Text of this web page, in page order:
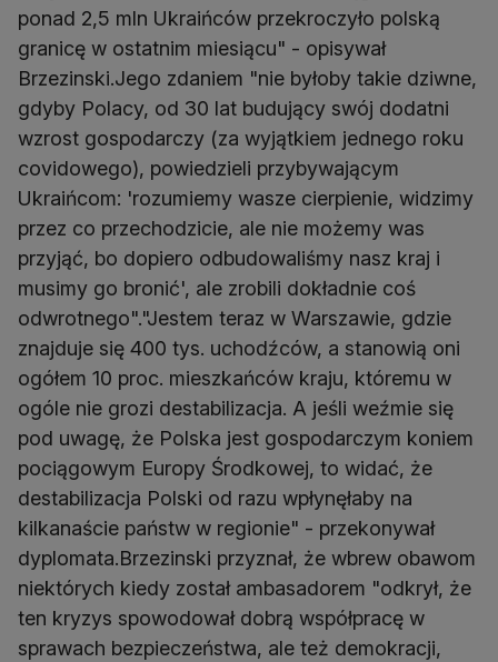
ponad 2,5 mln Ukraińców przekroczyło polską
granicę w ostatnim miesiącu" - opisywał
Brzezinski.Jego zdaniem "nie byłoby takie dziwne,
gdyby Polacy, od 30 lat budujący swój dodatni
wzrost gospodarczy (za wyjątkiem jednego roku
covidowego), powiedzieli przybywającym
Ukraińcom: 'rozumiemy wasze cierpienie, widzimy
przez co przechodzicie, ale nie możemy was
przyjąć, bo dopiero odbudowaliśmy nasz kraj i
musimy go bronić', ale zrobili dokładnie coś
odwrotnego"."Jestem teraz w Warszawie, gdzie
znajduje się 400 tys. uchodźców, a stanowią oni
ogółem 10 proc. mieszkańców kraju, któremu w
ogóle nie grozi destabilizacja. A jeśli weźmie się
pod uwagę, że Polska jest gospodarczym koniem
pociągowym Europy Środkowej, to widać, że
destabilizacja Polski od razu wpłynęłaby na
kilkanaście państw w regionie" - przekonywał
dyplomata.Brzezinski przyznał, że wbrew obawom
niektórych kiedy został ambasadorem "odkrył, że
ten kryzys spowodował dobrą współpracę w
sprawach bezpieczeństwa, ale też demokracji,